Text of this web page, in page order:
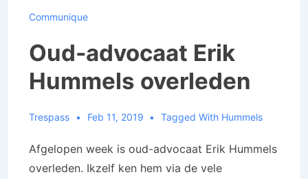
Communique
Oud-advocaat Erik
Hummels overleden
Trespass Feb 11, 2019 Tagged With Hummels
Afgelopen week is oud-advocaat Erik Hummels
overleden. Ikzelf ken hem via de vele